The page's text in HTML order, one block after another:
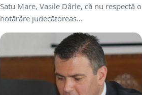
Satu Mare, Vasile Dârle, că nu respectă o
hotărâre judecătoreas...